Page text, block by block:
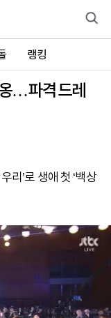
랭킹
…파격 드레
리’로 생애 첫 ‘백상